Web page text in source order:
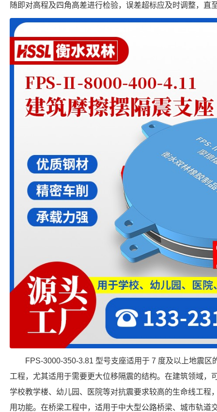
随即对高程及四角高差进行检验，误差超标应及时调整，直
FPS-3000-350-3.81 型号支座适用于 7 度及以上地震区
工程，尤其适用于需要更大位移隔震的结构。在建筑领域，
学校教学楼、幼儿园、医院等对抗震要求较高的生命线工程
用功能。在桥梁工程中，适用于中大型公路桥梁、城市轨道